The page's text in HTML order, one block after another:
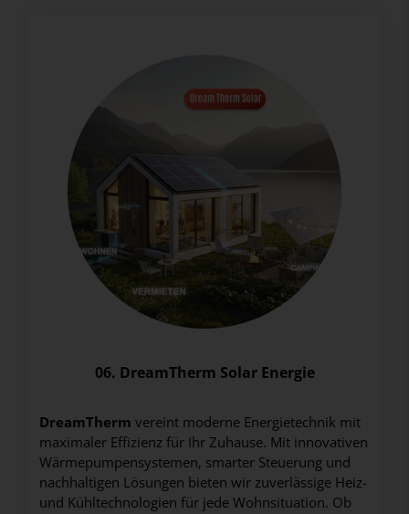
06. DreamTherm Solar Energie
DreamTherm vereint moderne Energietechnik mit
maximaler Effizienz für Ihr Zuhause. Mit innovativen
Wärmepumpensystemen, smarter Steuerung und
nachhaltigen Lösungen bieten wir zuverlässige Heiz-
und Kühltechnologien für jede Wohnsituation. Ob